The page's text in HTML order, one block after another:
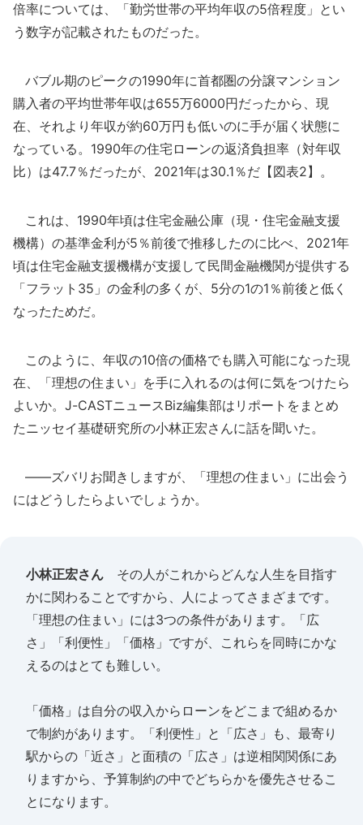
倍率については、「勤労世帯の平均年収の5倍程度」とい
う数字が記載されたものだった。
バブル期のピークの1990年に首都圏の分譲マンション
購入者の平均世帯年収は655万6000円だったから、現
在、それより年収が約60万円も低いのに手が届く状態に
なっている。1990年の住宅ローンの返済負担率（対年収
比）は47.7％だったが、2021年は30.1％だ【図表2】。
これは、1990年頃は住宅金融公庫（現・住宅金融支援
機構）の基準金利が5％前後で推移したのに比べ、2021年
頃は住宅金融支援機構が支援して民間金融機関が提供する
「フラット35」の金利の多くが、5分の1の1％前後と低く
なったためだ。
このように、年収の10倍の価格でも購入可能になった現
在、「理想の住まい」を手に入れるのは何に気をつけたら
よいか。J-CASTニュースBiz編集部はリポートをまとめ
たニッセイ基礎研究所の小林正宏さんに話を聞いた。
――ズバリお聞きしますが、「理想の住まい」に出会う
にはどうしたらよいでしょうか。
小林正宏さん その人がこれからどんな人生を目指す
かに関わることですから、人によってさまざまです。
「理想の住まい」には3つの条件があります。「広
さ」「利便性」「価格」ですが、これらを同時にかな
えるのはとても難しい。
「価格」は自分の収入からローンをどこまで組めるか
で制約があります。「利便性」と「広さ」も、最寄り
駅からの「近さ」と面積の「広さ」は逆相関関係にあ
りますから、予算制約の中でどちらかを優先させるこ
とになります。